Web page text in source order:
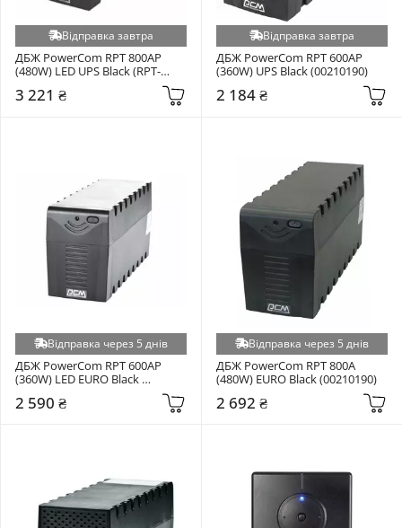
Відправка завтра
ДБЖ PowerCom RPT 800AP
(480W) LED UPS Black (RPT-
3 221 ₴
Відправка завтра
ДБЖ PowerCom RPT 600AP
(360W) UPS Black (00210190)
2 184 ₴
Відправка через 5 днів
ДБЖ PowerCom RPT 600AP
(360W) LED EURO Black
2 590 ₴
Відправка через 5 днів
ДБЖ PowerCom RPT 800A
(480W) EURO Black (00210190)
2 692 ₴